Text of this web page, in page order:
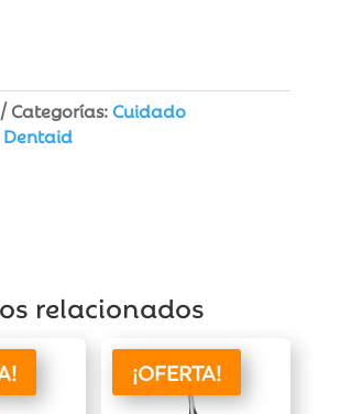
Categorías:Cuidado
Dentaid
relacionados
¡OFERTA!